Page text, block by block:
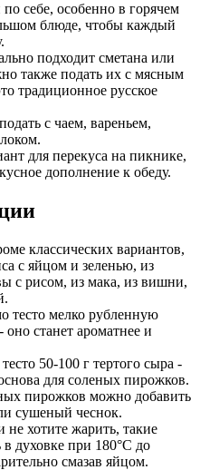
себе, особенно в горячем
блюде, чтобы каждый
подходит сметана или
также подать их с мясным
традиционное русское
с чаем, вареньем,
для перекуса на пикнике,
дополнение к обеду.
классических вариантов,
с яйцом и зеленью, из
с рисом, из мака, из вишни,
тесто мелко рубленную
станет ароматнее и
50-100 г тертого сыра -
для соленых пирожков.
пирожков можно добавить
сушеный чеснок.
хотите жарить, такие
духовке при 180°C до
смазав яйцом.